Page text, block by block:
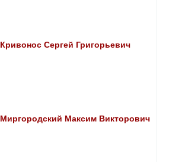
Кривонос Сергей Григорьевич
Миргородский Максим Викторович